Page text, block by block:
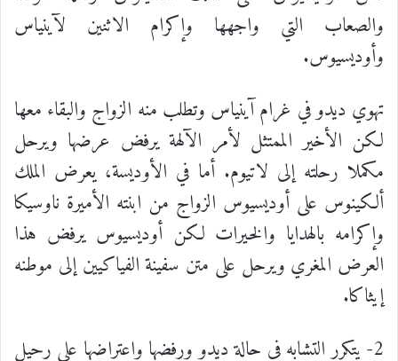
والصعاب التي واجهها وإكرام الاثنين لآينياس
وأوديسيوس.
تهوي ديدو في غرام آينياس وتطلب منه الزواج والبقاء معها
لكن الأخير الممتثل لأمر الآلهة يرفض عرضها ويرحل
مكملا رحلته إلى لاتيوم. أما في الأوديسة، يعرض الملك
ألكينوس على أوديسيوس الزواج من ابنته الأميرة ناوسيكا
وإكرامه بالهدايا والخيرات لكن أوديسيوس يرفض هذا
العرض المغري ويرحل على متن سفينة الفياكيين إلى موطنه
إيثاكا.
2- يتكرر التشابه في حالة ديدو ورفضها واعتراضها على رحيل